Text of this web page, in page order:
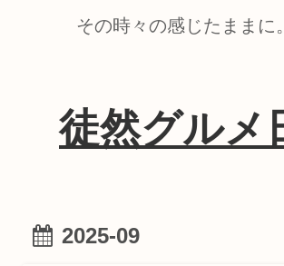
その時々の感じたままに
徒然グルメ
2025-09